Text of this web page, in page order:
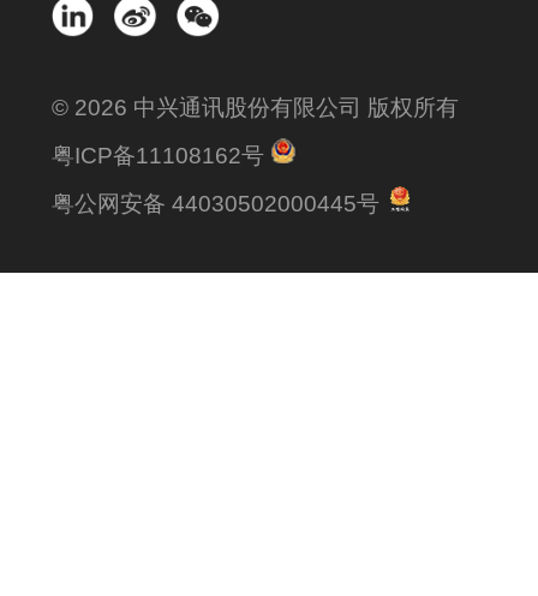
© 2026 中兴通讯股份有限公司 版权所有
粤ICP备11108162号
粤公网安备 44030502000445号